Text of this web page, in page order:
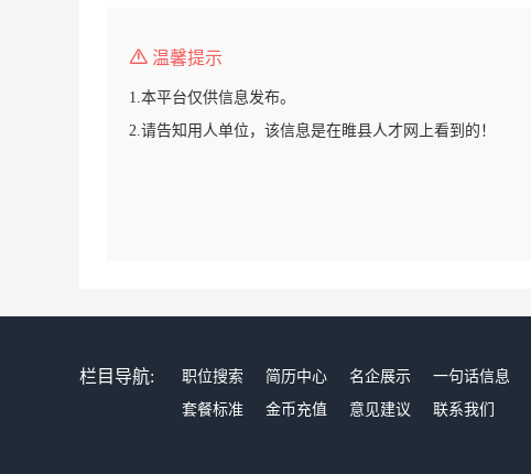
温馨提示
1.本平台仅供信息发布。
2.请告知用人单位，该信息是在睢县人才网上看到的！
栏目导航: 职位搜索 简历中心 名企展示 一句话信息
套餐标准
金币充值 意见建议 联系我们